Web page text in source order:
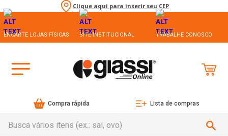
Clique aqui para inserir seu CEP
ENCARTE LOJAS FÍSICAS SITE INSTITUCIONAL TRABALHE CONOSCO
Compra rápida Lista de compras